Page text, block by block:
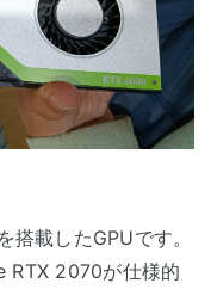
載したGPUです。
RTX 2070が仕様的